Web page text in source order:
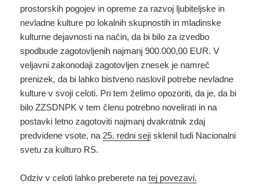
prostorskih pogojev in opreme za razvoj ljubiteljske in
nevladne kulture po lokalnih skupnostih in mladinske
kulturne dejavnosti na način, da bi bilo za izvedbo
spodbude zagotovljenih najmanj 900.000,00 EUR. V
veljavni zakonodaji zagotovljen znesek je namreč
prenizek, da bi lahko bistveno naslovil potrebe nevladne
kulture v svoji celoti. Pri tem želimo opozoriti, da je, da bi
bilo ZZSDNPK v tem členu potrebno novelirati in na
postavki letno zagotoviti najmanj dvakratnik zdaj
predvidene vsote, na 25. redni seji sklenil tudi Nacionalni
svetu za kulturo RS.
Odziv v celoti lahko preberete natej povezavi.